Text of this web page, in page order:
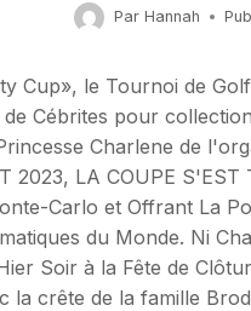
Par Hannah
Cup», le Tournoi de
Cébrites pour
Charlene de
2023, LA COUPE
Carlo et Offrant La
du Monde. Ni
Soir à la Fête de
la crête de la famille